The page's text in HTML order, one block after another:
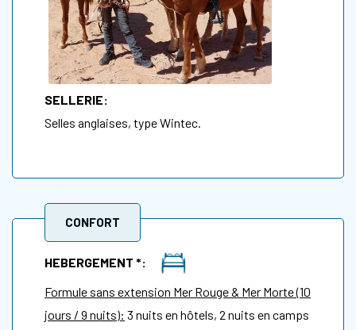
SELLERIE:
Selles anglaises, type Wintec.
CONFORT
HEBERGEMENT *:
Formule sans extension Mer Rouge & Mer Morte (10
jours / 9 nuits): 3 nuits en hôtels, 2 nuits en camps